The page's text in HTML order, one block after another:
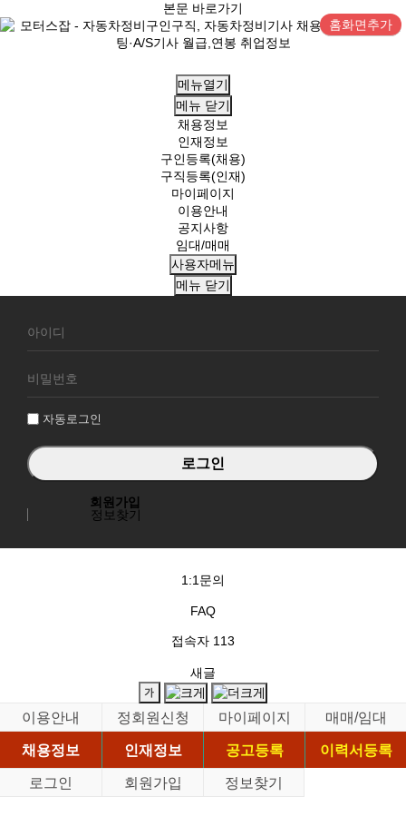
본문 바로가기
홈화면추가
메뉴열기
메뉴 닫기
채용정보
인재정보
구인등록(채용)
구직등록(인재)
마이페이지
이용안내
공지사항
임대/매매
사용자메뉴
메뉴 닫기
원
그
자동로그인
회원가입
정보찾기
1:1문의
FAQ
접속자 113
새글
이용안내 정회원신청 마이페이지
매매/임대
채용정보
인재정보 공고등록
이력서등록
로그인
회원가입 정보찾기